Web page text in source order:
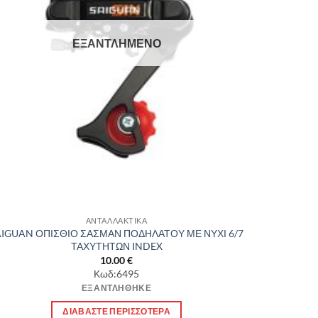
ΕΞΑΝΤΛΗΜΈΝΟ
ΑΝΤΑΛΛΑΚΤΙΚΑ
ΟΠΙΣΘΙΟ ΣΑΣΜΑΝ ΠΟΔΗΛΑΤΟΥ ΜΕ ΝΥΧΙ 6/7
ΤΑΧΥΤΗΤΩΝ INDEX
10.00€
Κωδ:6495
ΕΞΑΝΤΛΉΘΗΚΕ
ΔΙΑΒΆΣΤΕ ΠΕΡΙΣΣΌΤΕΡΑ